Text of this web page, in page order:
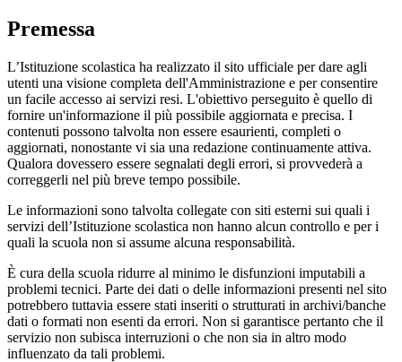
Premessa
L’Istituzione scolastica ha realizzato il sito ufficiale per dare agli
utenti una visione completa dell'Amministrazione e per consentire
un facile accesso ai servizi resi. L'obiettivo perseguito è quello di
fornire un'informazione il più possibile aggiornata e precisa. I
contenuti possono talvolta non essere esaurienti, completi o
aggiornati, nonostante vi sia una redazione continuamente attiva.
Qualora dovessero essere segnalati degli errori, si provvederà a
correggerli nel più breve tempo possibile.
Le informazioni sono talvolta collegate con siti esterni sui quali i
servizi dell’Istituzione scolastica non hanno alcun controllo e per i
quali la scuola non si assume alcuna responsabilità.
È cura della scuola ridurre al minimo le disfunzioni imputabili a
problemi tecnici. Parte dei dati o delle informazioni presenti nel sito
potrebbero tuttavia essere stati inseriti o strutturati in archivi/banche
dati o formati non esenti da errori. Non si garantisce pertanto che il
servizio non subisca interruzioni o che non sia in altro modo
influenzato da tali problemi.